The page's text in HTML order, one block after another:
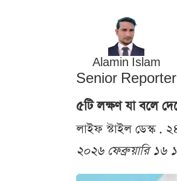
Alamin Islam
Senior Reporter
৫টি লক্ষণ যা বলে
লাইফ স্টাইল ডেস্ক .
২০২৬ ফেব্রুয়ারি ১৬